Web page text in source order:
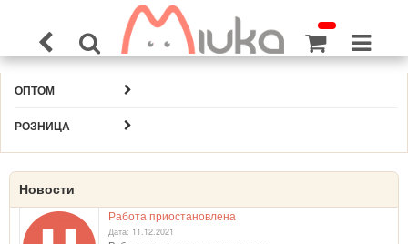
ОПТОМ
РОЗНИЦА
Новости
Работа приостановлена
Дата: 11.12.2021